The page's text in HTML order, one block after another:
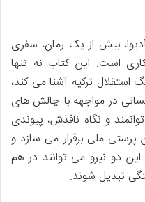
بیش از یک رمان، سفری
است. این کتاب نه تنها
استقلال ترکیه آشنا می کند،
انسانی در مواجهه با چالش های
و نگاه نافذش، پیوندی
ملی برقرار می سازد و
دو نیرو می توانند در هم
تبدیل شوند.